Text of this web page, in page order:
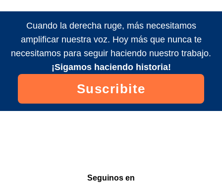
Cuando la derecha ruge, más necesitamos
amplificar nuestra voz. Hoy más que nunca te
necesitamos para seguir haciendo nuestro trabajo.
¡Sigamos haciendo historia!
Suscribite
Seguinos en